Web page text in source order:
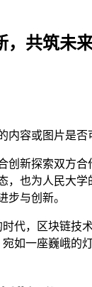
，共筑未
内容或图片是否
创新探索双方
，也为人民大
步与创新。
代，区块链技
如一座巍峨